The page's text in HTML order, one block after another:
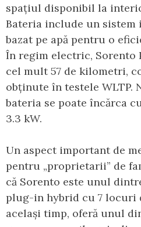
spațiul disponibil la
Bateria include un sistem
bazat pe apă pentru o
În regim electric, Sorento
cel mult 57 de kilometri,
obținute în testele WLTP.
bateria se poate încărca
3.3 kW.
Un aspect important de
pentru „proprietarii” de
că Sorento este unul
plug-in hybrid cu 7 locuri
același timp, oferă unul